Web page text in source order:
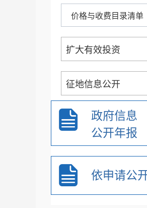
价格与收费目录清单
扩大有效投资
征地信息公开
应急管理
规划计划
政府信息
公开年报
依申请公